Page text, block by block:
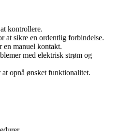
kontrollere.
at sikre en ordentlig forbindelse.
en manuel kontakt.
med elektrisk strøm og
opnå ønsket funktionalitet.